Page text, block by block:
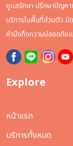
ดูแลรักษา ปรึกษาปัญห
บริการในพื้นที่ส่วนตัว มิ
คำนึงถึงความปลอดภัย
Explore
หน้าแรก
บริการทั้งหมด